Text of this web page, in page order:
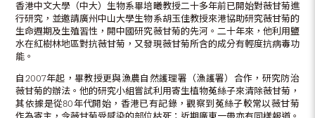
香港中文大學（中大）生物系畢培曦教授二十多年前已開始對薇甘菊進
行研究，並邀請廣州中山大學生物系胡玉佳教授來港協助研究薇甘菊的
生命週期及生殖習性，開中國研究薇甘菊的先河。二十年來，他利用鹽
水在紅樹林地區對抗薇甘菊，又發現薇甘菊所含的成分有輕度抗病毒功
能。
自2007年起，畢教授更與漁農自然護理署（漁護署）合作，研究防治
薇甘菊的辦法。他的研究小組嘗試利用寄生植物菟絲子來清除薇甘菊，
其依據是從80年代開始，香港已有記錄，觀察到菟絲子較常以薇甘菊